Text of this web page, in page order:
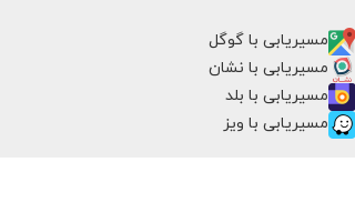
مسیریابی با گوگل
مسیریابی با نشان
مسیریابی با بلد
مسیریابی با ویز